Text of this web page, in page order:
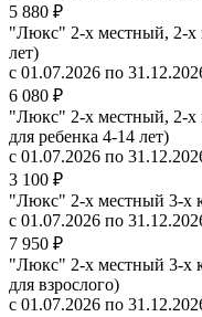
5 880 ₽
"Люкс" 2-х местный, 2-х
лет)
с 01.07.2026 по
6 080 ₽
"Люкс" 2-х местный, 2-х
для ребенка 4-14 лет)
с 01.07.2026 по
3 100 ₽
"Люкс" 2-х местный 3-х
с 01.07.2026 по
7 950 ₽
"Люкс" 2-х местный 3-х
для взрослого)
с 01.07.2026 по